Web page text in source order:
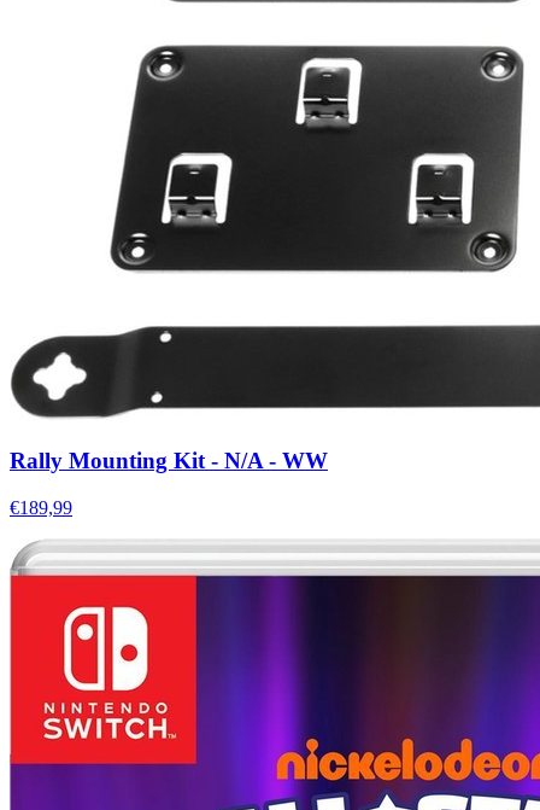
Rally Mounting Kit - N/A - WW
€189,99